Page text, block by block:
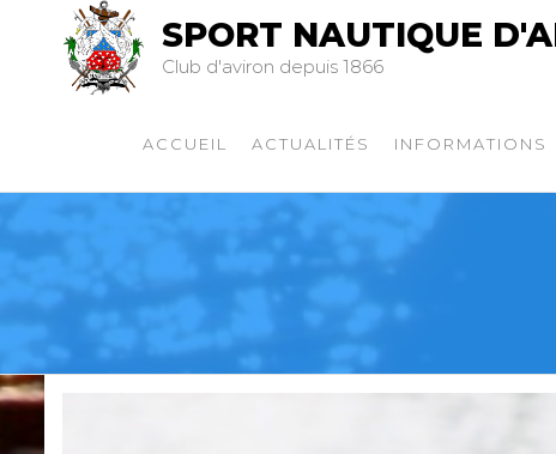
SPORT NAUTIQUE
Club d'aviron depuis 1866
ACCUEIL ACTUALITÉS INFORMATIONS